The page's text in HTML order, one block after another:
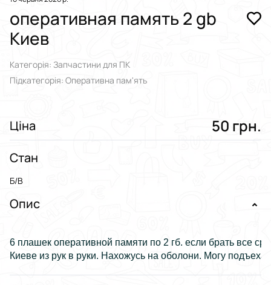
оперативная память 2 gb
Киев
Категорія: Запчастини для ПК
Підкатегорія: Оперативна пам'ять
Ціна 50 грн.
Стан
Б/В
Опис
6 плашек оперативной памяти по 2 гб. если брать все
Киеве из рук в руки. Нахожусь на оболони. Могу